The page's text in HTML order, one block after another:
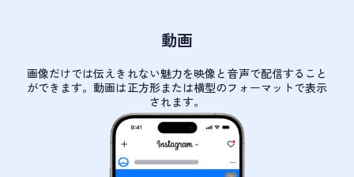
動画
画像だけでは伝えきれない魅力を映像と音声で配信すること
ができます。動画は正方形または横型のフォーマットで表示
されます。